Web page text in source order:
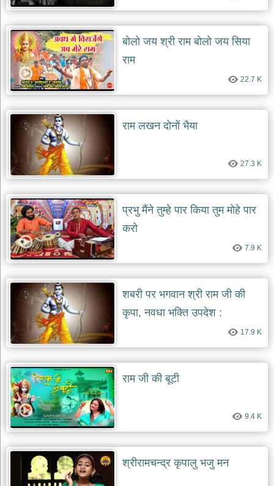
बोलो जय श्री राम बोलो जय सिया
राम
22.7 K
राम लखन दोनों भैया
27.3 K
प्रभु मैंने तुम्हे पार किया तुम मोहे पार
करो
7.9 K
शबरी पर भगवान श्री राम जी की
कृपा, नवधा भक्ति उपदेश :
17.9 K
राम जी की बूटी
9.4 K
श्रीरामचन्द्र कृपालु भजु मन